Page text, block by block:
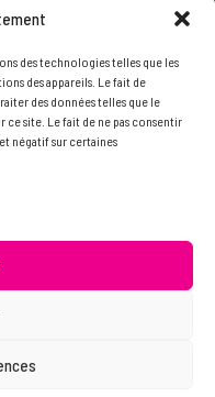
des technologies telles que les
des appareils. Le fait de
des données telles que le
ce site. Le fait de ne pas consentir
négatif sur certaines
droits réservés.